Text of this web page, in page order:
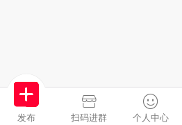
发布 扫码进群 个人中心